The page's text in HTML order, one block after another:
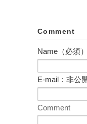
Comment
Name（必須）
E-mail：非公
Comment